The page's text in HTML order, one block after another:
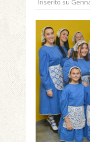
Inserito su